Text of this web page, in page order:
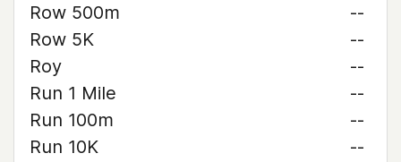
Row 500m
--
Row 5K
--
Roy
--
Run 1 Mile
--
Run 100m
--
Run 10K
--